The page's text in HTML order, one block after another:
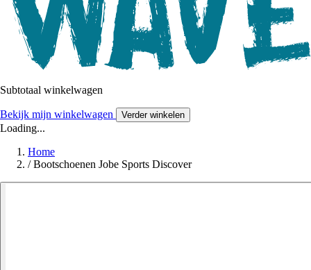
Subtotaal winkelwagen
Bekijk mijn winkelwagen Verder winkelen
Loading...
Home
/ Bootschoenen Jobe Sports Discover